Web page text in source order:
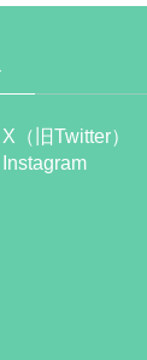
（旧Twitter）